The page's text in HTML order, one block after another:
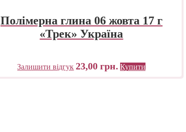
Полімерна глина 06 жовта 17 г
«Трек» Україна
Залишити відгук 23,00грн. Купити